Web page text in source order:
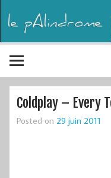
Coldplay – Every
Posted on 29 juin 2011